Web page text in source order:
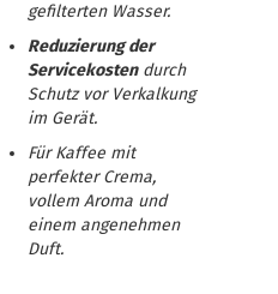
gefilterten Wasser.
Reduzierung der
Servicekostendurch
Schutz vor Verkalkung
im Gerät.
Für Kaffee mit
perfekter Crema,
vollem Aroma und
einem angenehmen
Duft.